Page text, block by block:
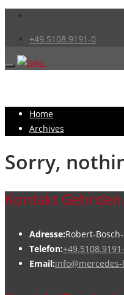
+49.5108.9191-0
Home
Archives
Sorry,
Kontakt Gehrden
Adresse:Robert-
Telefon:
Email: